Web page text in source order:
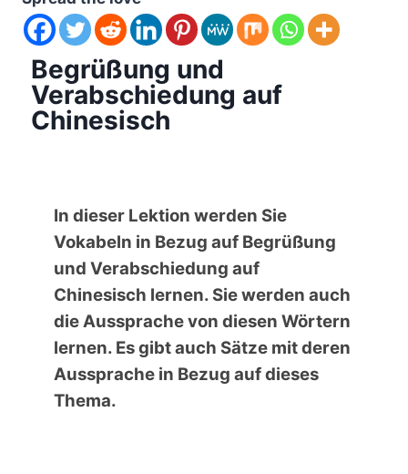
Begrüßung und
Verabschiedung auf
Chinesisch
In dieser Lektion werden Sie
Vokabeln in Bezug auf Begrüßung
und Verabschiedung auf
Chinesisch lernen. Sie werden auch
die Aussprache von diesen Wörtern
lernen. Es gibt auch Sätze mit deren
Aussprache in Bezug auf dieses
Thema.